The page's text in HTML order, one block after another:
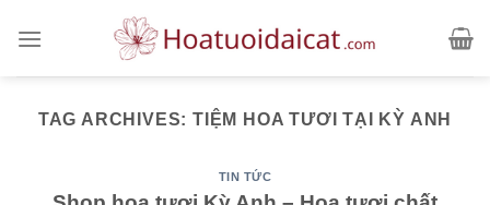
TAG ARCHIVES: TIỆM HOA TƯƠI TẠI KỲ ANH
TIN TỨC